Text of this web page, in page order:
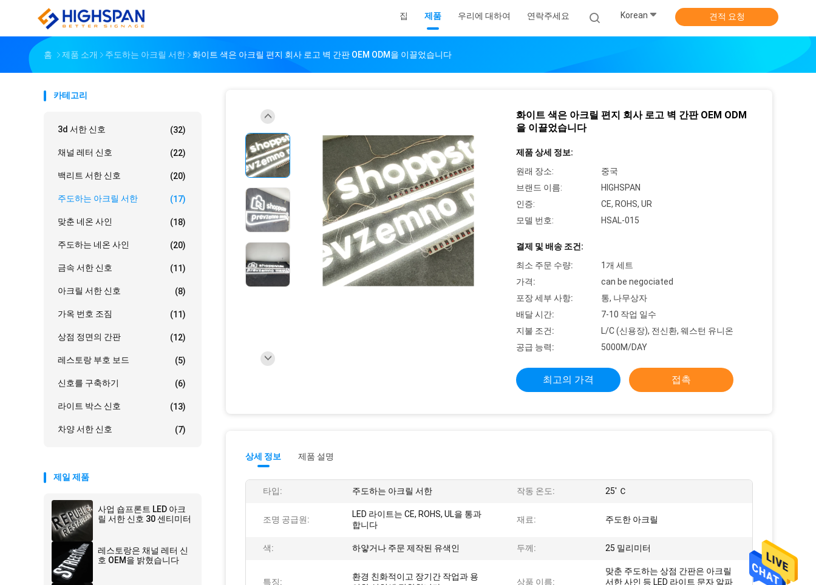
집 제품 우리에 대하여 연락주세요 Korean 견적 요청
홈 제품 소개 주도하는 아크릴 서한 화이트 색은 아크릴 편지 회사 로고 벽 간판 OEM ODM을 이끌었습니다
카테고리
3d 서한 신호 (32)
채널 레터 신호 (22)
백리트 서한 신호 (20)
주도하는 아크릴 서한 (17)
맞춘 네온 사인 (18)
주도하는 네온 사인 (20)
금속 서한 신호 (11)
아크릴 서한 신호 (8)
가옥 번호 조짐 (11)
상점 정면의 간판 (12)
레스토랑 부호 보드 (5)
신호를 구축하기 (6)
라이트 박스 신호 (13)
차양 서한 신호 (7)
제일 제품
사업 숍프론트 LED 아크
릴 서한 신호 30 센티미터
레스토랑은 채널 레터 신
호 OEM을 밝혔습니다
화이트 색은 아크릴 편지 회사 로고 벽 간판 OEM ODM
을 이끌었습니다
제품 상세 정보:
원래 장소:
중국
브랜드 이름:
HIGHSPAN
인증:
CE, ROHS, UR
모델 번호:
HSAL-015
결제 및 배송 조건:
최소 주문 수량:
1개 세트
가격:
can be negociated
포장 세부 사항:
통, 나무상자
배달 시간:
7-10 작업 일수
지불 조건:
L/C (신용장), 전신환, 웨스턴 유니온
공급 능력:
5000M/DAY
최고의 가격 접촉
상세 정보 제품 설명
타입: 주도하는 아크릴 서한 작동 온도: 25' Ｃ
조명 공급원:
LED 라이트는 CE, ROHS, UL을 통과
합니다
재료: 주도한 아크릴
색: 하얗거나 주문 제작된 유색인 두께: 25 밀리미터
특징:
환경 친화적이고 장기간 작업과 용
상품 이름:
맞춘 주도하는 상점 간판은 아크릴
서한 사인 등 LED 라이트 문자 알파